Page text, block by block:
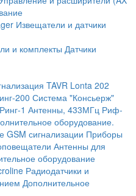
Извещатели и датчики
и комплекты Датчики
TAVR Lonta 202
200 Система "Консьерж"
1 Антенны, 433МГц Риф-
оборудование.
GSM сигнализации Приборы
Антенны для
оборудование
Радиодатчики и
Дополнительное